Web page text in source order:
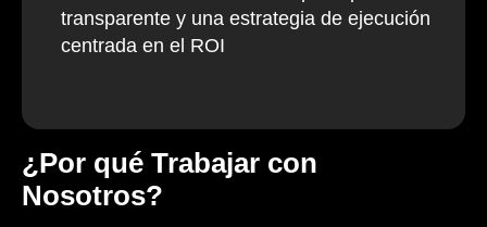
transparente y una estrategia de ejecución
centrada en el ROI
¿Por qué Trabajar con
Nosotros?